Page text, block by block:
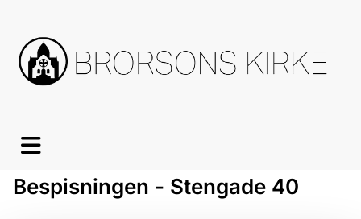
Bespisningen - Stengade 40